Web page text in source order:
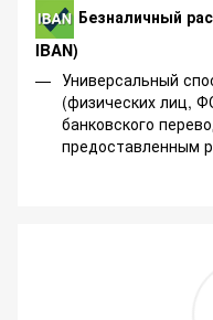
Безналичный
IBAN)
Универсальный
(физических лиц,
банковского
предоставленным